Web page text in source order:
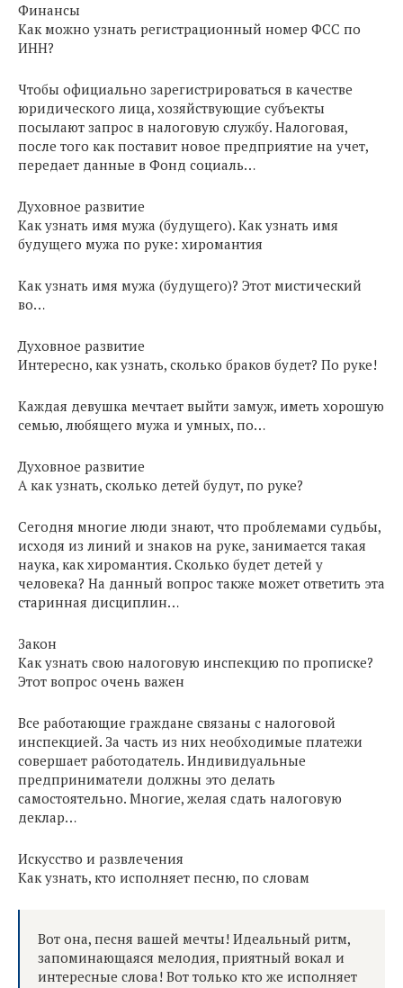
Финансы
Как можно узнать регистрационный номер ФСС по
ИНН?
Чтобы официально зарегистрироваться в качестве
юридического лица, хозяйствующие субъекты
посылают запрос в налоговую службу. Налоговая,
после того как поставит новое предприятие на учет,
передает данные в Фонд социаль…
Духовное развитие
Как узнать имя мужа (будущего). Как узнать имя
будущего мужа по руке: хиромантия
Как узнать имя мужа (будущего)? Этот мистический
во…
Духовное развитие
Интересно, как узнать, сколько браков будет? По руке!
Каждая девушка мечтает выйти замуж, иметь хорошую
семью, любящего мужа и умных, по…
Духовное развитие
А как узнать, сколько детей будут, по руке?
Сегодня многие люди знают, что проблемами судьбы,
исходя из линий и знаков на руке, занимается такая
наука, как хиромантия. Сколько будет детей у
человека? На данный вопрос также может ответить эта
старинная дисциплин…
Закон
Как узнать свою налоговую инспекцию по прописке?
Этот вопрос очень важен
Все работающие граждане связаны с налоговой
инспекцией. За часть из них необходимые платежи
совершает работодатель. Индивидуальные
предприниматели должны это делать
самостоятельно. Многие, желая сдать налоговую
деклар…
Искусство и развлечения
Как узнать, кто исполняет песню, по словам
Вот она, песня вашей мечты! Идеальный ритм,
запоминающаяся мелодия, приятный вокал и
интересные слова! Вот только кто же исполняет